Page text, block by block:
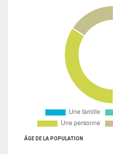
ÂGE DE LA POPULATION